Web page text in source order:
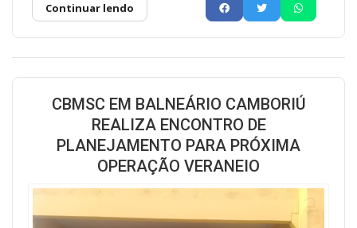
Continuar lendo
CBMSC EM BALNEÁRIO CAMBORIÚ
REALIZA ENCONTRO DE
PLANEJAMENTO PARA PRÓXIMA
OPERAÇÃO VERANEIO